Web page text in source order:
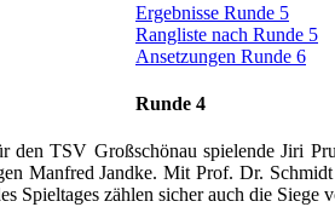
Ergebnisse Runde 5
Rangliste nach Runde 5
Ansetzungen Runde 6
Runde 4
den TSV Großschönau spielende Jiri
Manfred Jandke. Mit Prof. Dr.
Spieltages zählen sicher auch die